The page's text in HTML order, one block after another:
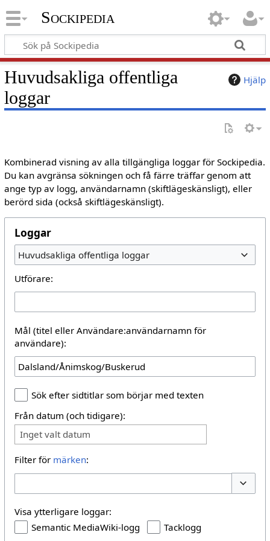
Sockipedia
Hjälp
Huvudsakliga offentliga
loggar
Kombinerad visning av alla tillgängliga loggar för Sockipedia.
Du kan avgränsa sökningen och få färre träffar genom att
ange typ av logg, användarnamn (skiftlägeskänsligt), eller
berörd sida (också skiftlägeskänsligt).
Loggar
Huvudsakliga offentliga loggar
Utförare:
Mål (titel eller Användare:användarnamn för
användare):
Sök efter sidtitlar som börjar med texten
Från datum (och tidigare):
Inget valt datum
Filter för märken:
Visa ytterligare loggar:
Semantic MediaWiki-logg
Tacklogg